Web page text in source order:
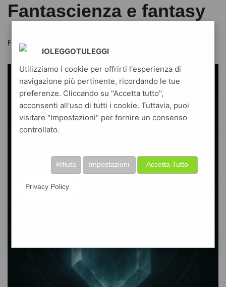
Fantascienza e fantasy
Fantascienza e fantasy
IOLEGGOTULEGGI
Utilizziamo i cookie per offrirti l'esperienza di
navigazione più pertinente, ricordando le tue
preferenze. Cliccando su "Accetta tutto",
acconsenti all'uso di tutti i cookie. Tuttavia, puoi
visitare "Impostazioni" per fornire un consenso
controllato.
Accetta Tutto
Impostazioni
Rifiuta
Privacy Policy